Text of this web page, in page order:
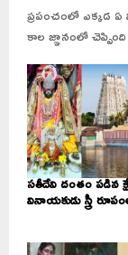
ప్రపంచంలో ఎక్కడ ఏ
కాల జ్ఞానంలో
సతీదేవి దంతం పడిన
వినాయకుడు స్త్రీ